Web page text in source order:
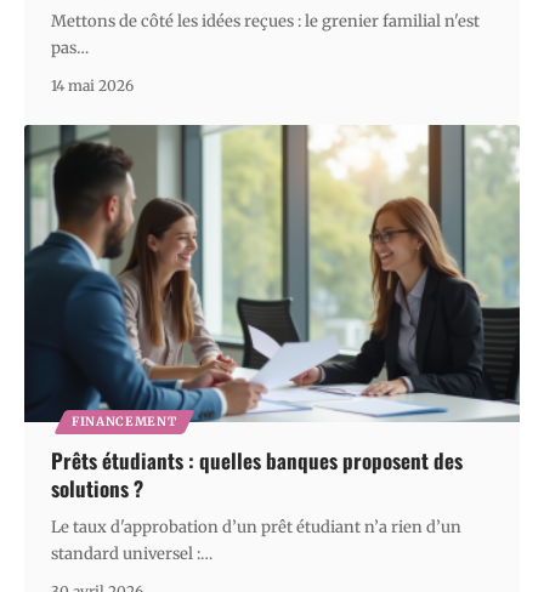
Mettons de côté les idées reçues : le grenier familial n'est
pas…
14 mai 2026
FINANCEMENT
Prêts étudiants : quelles banques proposent des
solutions ?
Le taux d'approbation d’un prêt étudiant n’a rien d’un
standard universel :…